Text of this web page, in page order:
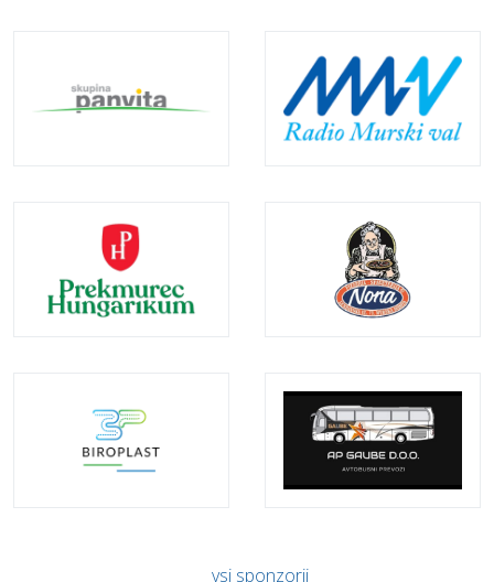
vsi sponzorji